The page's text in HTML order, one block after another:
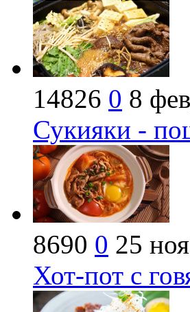
14826 0 8
Сукияки -
8690 0 25
Хот-пот с